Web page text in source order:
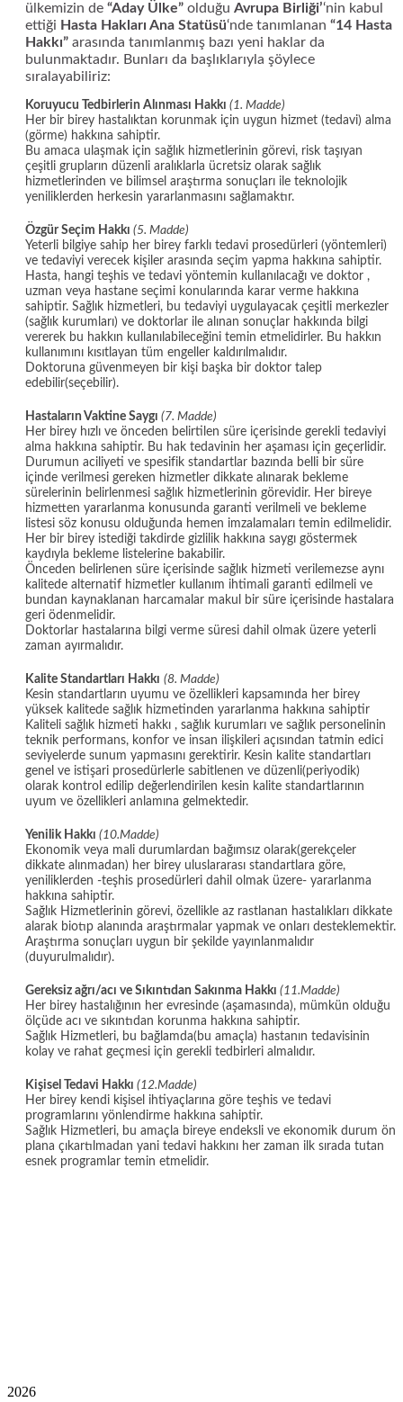
ülkemizin de “Aday Ülke” olduğu Avrupa Birliği’‘nin kabul
ettiği Hasta Hakları Ana Statüsü‘nde tanımlanan “14 Hasta
Hakkı” arasında tanımlanmış bazı yeni haklar da
bulunmaktadır. Bunları da başlıklarıyla şöylece
sıralayabiliriz:
Koruyucu Tedbirlerin Alınması Hakkı (1. Madde)
Her bir birey hastalıktan korunmak için uygun hizmet (tedavi) alma
(görme) hakkına sahiptir.
Bu amaca ulaşmak için sağlık hizmetlerinin görevi, risk taşıyan
çeşitli grupların düzenli aralıklarla ücretsiz olarak sağlık
hizmetlerinden ve bilimsel araştırma sonuçları ile teknolojik
yeniliklerden herkesin yararlanmasını sağlamaktır.
Özgür Seçim Hakkı (5. Madde)
Yeterli bilgiye sahip her birey farklı tedavi prosedürleri (yöntemleri)
ve tedaviyi verecek kişiler arasında seçim yapma hakkına sahiptir.
Hasta, hangi teşhis ve tedavi yöntemin kullanılacağı ve doktor ,
uzman veya hastane seçimi konularında karar verme hakkına
sahiptir. Sağlık hizmetleri, bu tedaviyi uygulayacak çeşitli merkezler
(sağlık kurumları) ve doktorlar ile alınan sonuçlar hakkında bilgi
vererek bu hakkın kullanılabileceğini temin etmelidirler. Bu hakkın
kullanımını kısıtlayan tüm engeller kaldırılmalıdır.
Doktoruna güvenmeyen bir kişi başka bir doktor talep
edebilir(seçebilir).
Hastaların Vaktine Saygı (7. Madde)
Her birey hızlı ve önceden belirtilen süre içerisinde gerekli tedaviyi
alma hakkına sahiptir. Bu hak tedavinin her aşaması için geçerlidir.
Durumun aciliyeti ve spesifik standartlar bazında belli bir süre
içinde verilmesi gereken hizmetler dikkate alınarak bekleme
sürelerinin belirlenmesi sağlık hizmetlerinin görevidir. Her bireye
hizmetten yararlanma konusunda garanti verilmeli ve bekleme
listesi söz konusu olduğunda hemen imzalamaları temin edilmelidir.
Her bir birey istediği takdirde gizlilik hakkına saygı göstermek
kaydıyla bekleme listelerine bakabilir.
Önceden belirlenen süre içerisinde sağlık hizmeti verilemezse aynı
kalitede alternatif hizmetler kullanım ihtimali garanti edilmeli ve
bundan kaynaklanan harcamalar makul bir süre içerisinde hastalara
geri ödenmelidir.
Doktorlar hastalarına bilgi verme süresi dahil olmak üzere yeterli
zaman ayırmalıdır.
Kalite Standartları Hakkı (8. Madde)
Kesin standartların uyumu ve özellikleri kapsamında her birey
yüksek kalitede sağlık hizmetinden yararlanma hakkına sahiptir
Kaliteli sağlık hizmeti hakkı , sağlık kurumları ve sağlık personelinin
teknik performans, konfor ve insan ilişkileri açısından tatmin edici
seviyelerde sunum yapmasını gerektirir. Kesin kalite standartları
genel ve istişari prosedürlerle sabitlenen ve düzenli(periyodik)
olarak kontrol edilip değerlendirilen kesin kalite standartlarının
uyum ve özellikleri anlamına gelmektedir.
Yenilik Hakkı (10.Madde)
Ekonomik veya mali durumlardan bağımsız olarak(gerekçeler
dikkate alınmadan) her birey uluslararası standartlara göre,
yeniliklerden -teşhis prosedürleri dahil olmak üzere- yararlanma
hakkına sahiptir.
Sağlık Hizmetlerinin görevi, özellikle az rastlanan hastalıkları dikkate
alarak biotıp alanında araştırmalar yapmak ve onları desteklemektir.
Araştırma sonuçları uygun bir şekilde yayınlanmalıdır
(duyurulmalıdır).
Gereksiz ağrı/acı ve Sıkıntıdan Sakınma Hakkı (11.Madde)
Her birey hastalığının her evresinde (aşamasında), mümkün olduğu
ölçüde acı ve sıkıntıdan korunma hakkına sahiptir.
Sağlık Hizmetleri, bu bağlamda(bu amaçla) hastanın tedavisinin
kolay ve rahat geçmesi için gerekli tedbirleri almalıdır.
Kişisel Tedavi Hakkı (12.Madde)
Her birey kendi kişisel ihtiyaçlarına göre teşhis ve tedavi
programlarını yönlendirme hakkına sahiptir.
Sağlık Hizmetleri, bu amaçla bireye endeksli ve ekonomik durum ön
plana çıkartılmadan yani tedavi hakkını her zaman ilk sırada tutan
esnek programlar temin etmelidir.
2026